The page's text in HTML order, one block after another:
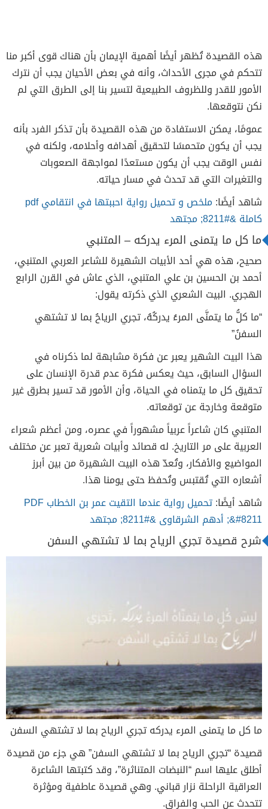
هذه القصيدة تُظهر أيضًا أهمية الإيمان بأن هناك قوى أكبر منا
تتحكم في مجرى الأحداث، وأنه في بعض الأحيان يجب أن نترك
الأمور للقدر وللظروف الطبيعية لتسير بنا إلى الطرق التي لم
نكن نتوقعها.
عمومًا، يمكن الاستفادة من هذه القصيدة بأن تذكر الفرد بأنه
يجب أن يكون متحمسًا لتحقيق أهدافه وأحلامه، ولكنه في
نفس الوقت يجب أن يكون مستعدًا لمواجهة الصعوبات
والتغيرات التي قد تحدث في مسار حياته.
شاهد أيضًا:
ملخص و تحميل رواية احببتها في انتقامي pdf
كاملة &#8211; مجتهد
ما كل ما يتمنى المرء يدركه – المتنبي
صحيح، هذه هي أحد الأبيات الشهيرة للشاعر العربي المتنبي،
أحمد بن الحسين بن علي المتنبي، الذي عاش في القرن الرابع
الهجري. البيت الشعري الذي ذكرته يقول:
“ما كلُّ ما يتمنَّى المرءُ يدركُهُ، تجري الرياحُ بما لا تشتهي
السفنُ”
هذا البيت الشهير يعبر عن فكرة مشابهة لما ذكرناه في
السؤال السابق، حيث يعكس فكرة عدم قدرة الإنسان على
تحقيق كل ما يتمناه في الحياة، وأن الأمور قد تسير بطرق غير
متوقعة وخارجة عن توقعاته.
المتنبي كان شاعراً عربياً مشهوراً في عصره، ومن أعظم شعراء
العربية على مر التاريخ. له قصائد وأبيات شعرية تعبر عن مختلف
المواضيع والأفكار، وتُعدّ هذه البيت الشهيرة من بين أبرز
أشعاره التي تُقتبس وتُحفظ حتى يومنا هذا.
شاهد أيضًا:
تحميل رواية عندما التقيت عمر بن الخطاب PDF
&#8211; أدهم الشرقاوى &#8211; مجتهد
شرح قصيدة تجري الرياح بما لا تشتهي السفن
ما كل ما يتمنى المرء يدركه تجري الرياح بما لا تشتهي السفن
قصيدة “تجري الرياح بما لا تشتهي السفن” هي جزء من قصيدة
أطلق عليها اسم “النبضات المتناثرة”، وقد كتبتها الشاعرة
العراقية الراحلة نزار قباني. وهي قصيدة عاطفية ومؤثرة
تتحدث عن الحب والفراق.